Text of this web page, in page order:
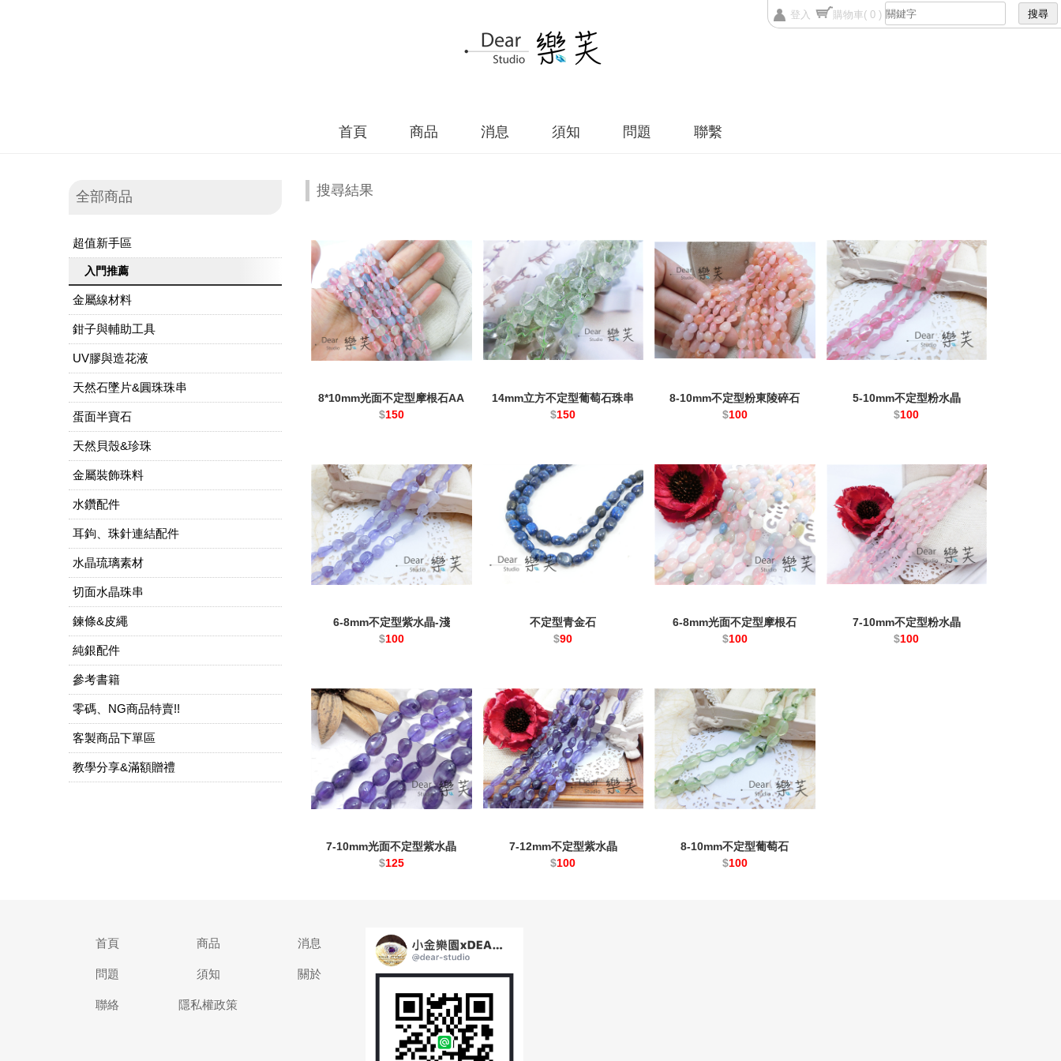
登入 購物車( 0 )
首頁 商品 消息 須知 問題 聯繫
全部商品
超值新手區
入門推薦
金屬線材料
鉗子與輔助工具
UV膠與造花液
天然石墜片&圓珠珠串
蛋面半寶石
天然貝殼&珍珠
金屬裝飾珠料
水鑽配件
耳鉤、珠針連結配件
水晶琉璃素材
切面水晶珠串
鍊條&皮繩
純銀配件
參考書籍
零碼、NG商品特賣!!
客製商品下單區
教學分享&滿額贈禮
搜尋結果
8*10mm光面不定型摩根石AA
$150
14mm立方不定型葡萄石珠串
$150
8-10mm不定型粉東陵碎石
$100
5-10mm不定型粉水晶
$100
6-8mm不定型紫水晶-淺
$100
不定型青金石
$90
6-8mm光面不定型摩根石
$100
7-10mm不定型粉水晶
$100
7-10mm光面不定型紫水晶
$125
7-12mm不定型紫水晶
$100
8-10mm不定型葡萄石
$100
首頁 商品 消息
問題 須知 關於
聯絡 隱私權政策